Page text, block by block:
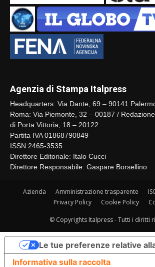
Agenzia di Stampa Italpress
Headquarters: Via Dante, 69 – 90141
Roma: Via Piemonte, 32 – 00187 /
di Porta Vittoria, 18 – 20122
Partita IVA 01868790849
ISSN 2465-3535
Direttore Editoriale: Italo Cucci
Direttore Responsabile: Gaspare Borsellino
Azienda Amministrazione trasparente
Privacy Policy
Cookie Policy
© Copyrights Italpress - Tutti i diritti
Informativa sulla raccolta
Le tue preferenze relative